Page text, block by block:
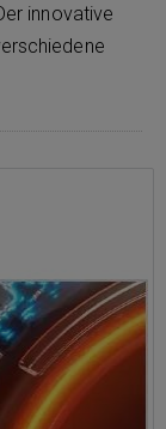
innovative